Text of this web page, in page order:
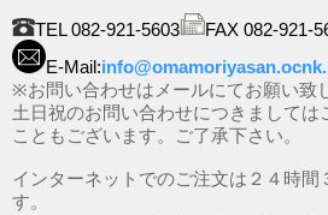
TEL 082-921-5603
FAX 082-921-
E-Mail:
※お問い合わせはメールにてお願い致
土日祝のお問い合わせにつきましては
こともございます。ご了承下さい。
インターネットでのご注文は２４時間
す。